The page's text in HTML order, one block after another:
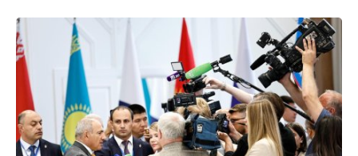
corectă”